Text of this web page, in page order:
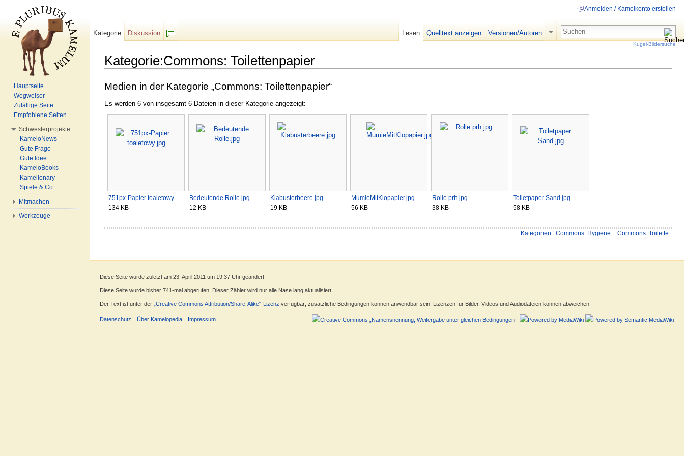
Kategorie:Commons: Toilettenpapier
Medien in der Kategorie „Commons: Toilettenpapier“
Es werden 6 von insgesamt 6 Dateien in dieser Kategorie angezeigt:
751px-Papier toaletowy…
134 KB
Bedeutende Rolle.jpg
12 KB
Klabusterbeere.jpg
19 KB
MumieMitKlopapier.jpg
56 KB
Rolle prh.jpg
38 KB
Toiletpaper Sand.jpg
58 KB
Kategorien: Commons: Hygiene Commons: Toilette
Anmelden / Kamelkonto erstellen
Kategorie
Diskussion
Lesen Quelltext anzeigen Versionen/Autoren
Kugel-Bildersuche
Hauptseite
Wegweiser
Zufällige Seite
Empfohlene Seiten
Schwesterprojekte
KameloNews
Gute Frage
Gute Idee
KameloBooks
Kamelionary
Spiele & Co.
Mitmachen
Werkzeuge
Diese Seite wurde zuletzt am 23. April 2011 um 19:37 Uhr geändert.
Diese Seite wurde bisher 741-mal abgerufen. Dieser Zähler wird nur alle Nase lang aktualisiert.
Der Text ist unter der „Creative Commons Attribution/Share-Alike“-Lizenz verfügbar; zusätzliche Bedingungen können anwendbar sein. Lizenzen für Bilder, Videos und Audiodateien können abweichen.
Datenschutz Über Kamelopedia Impressum